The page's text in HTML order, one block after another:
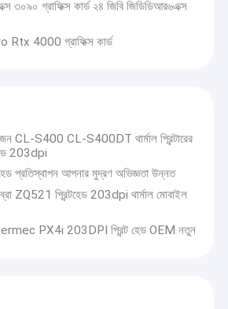
৩০৯০ গ্রাফিক্স কার্ড ২৪ জিবি জিডিডিআর৬এক্স
4000 গ্রাফিক্স কার্ড
CL-S400 CL-S400DT থার্মাল প্রিন্টারের
203dpi
প্রতিস্থাপন আপনার মুদ্রণ অভিজ্ঞতা উন্নত
প্রিন্টহেড 203dpi থার্মাল মোবাইল
PX4i 203DPI প্রিন্ট হেড OEM নতুন